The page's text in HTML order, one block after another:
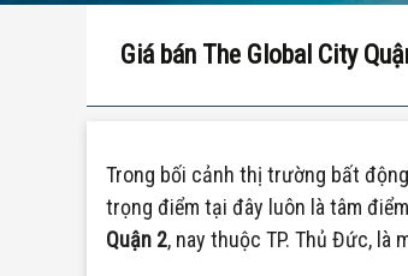
Giá bán The Global City
Trong bối cảnh thị trường bất
trọng điểm tại đây luôn là tâm
Quận 2, nay thuộc TP. Thủ Đức,